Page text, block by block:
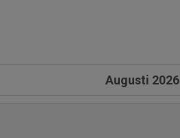
Augusti 2026